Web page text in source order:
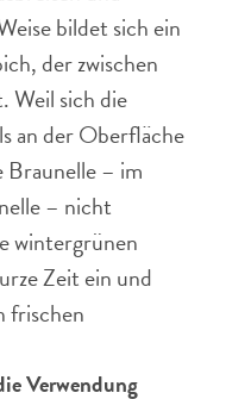
bildet sich ein
der zwischen
sich die
an der Oberfläche
Braunelle – im
– nicht
wintergrünen
Zeit ein und
frischen
Verwendung